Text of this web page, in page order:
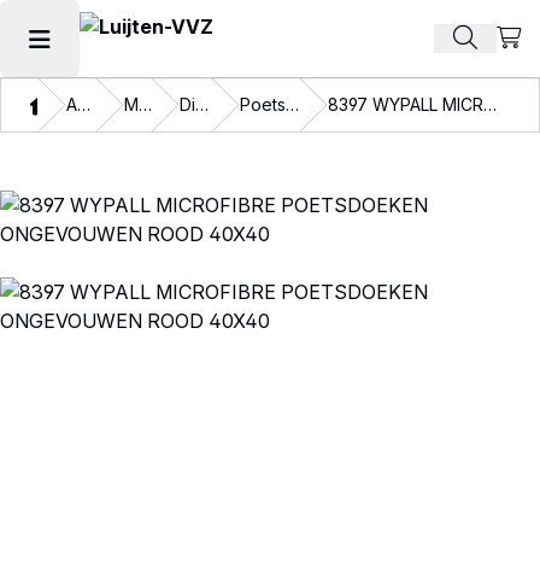
Hoofdmenu openen Zoek
ThuisAssortiment Materialen Disposables Poetspapier en doeken 8397 WYPALL MICROFIBRE POETSDOEKEN ONGEVOUWEN ROOD 40X40